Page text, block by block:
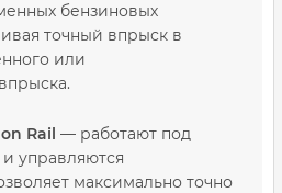
бензиновых
точный впрыск в
или
Rail — работают под
управляются
максимально точно